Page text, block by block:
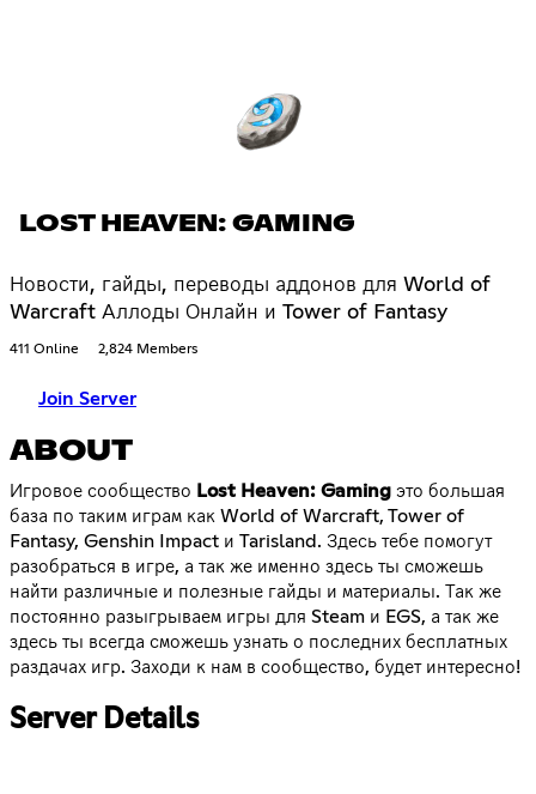
LOST HEAVEN: GAMING
Новости, гайды, переводы аддонов для World of
Warcraft Аллоды Онлайн и Tower of Fantasy
411 Online 2,824 Members
Join Server
ABOUT
Игровое сообщество Lost Heaven: Gaming это большая
база по таким играм как World of Warcraft, Tower of
Fantasy, Genshin Impact и Tarisland. Здесь тебе помогут
разобраться в игре, а так же именно здесь ты сможешь
найти различные и полезные гайды и материалы. Так же
постоянно разыгрываем игры для Steam и EGS, а так же
здесь ты всегда сможешь узнать о последних бесплатных
раздачах игр. Заходи к нам в сообщество, будет интересно!
Server Details